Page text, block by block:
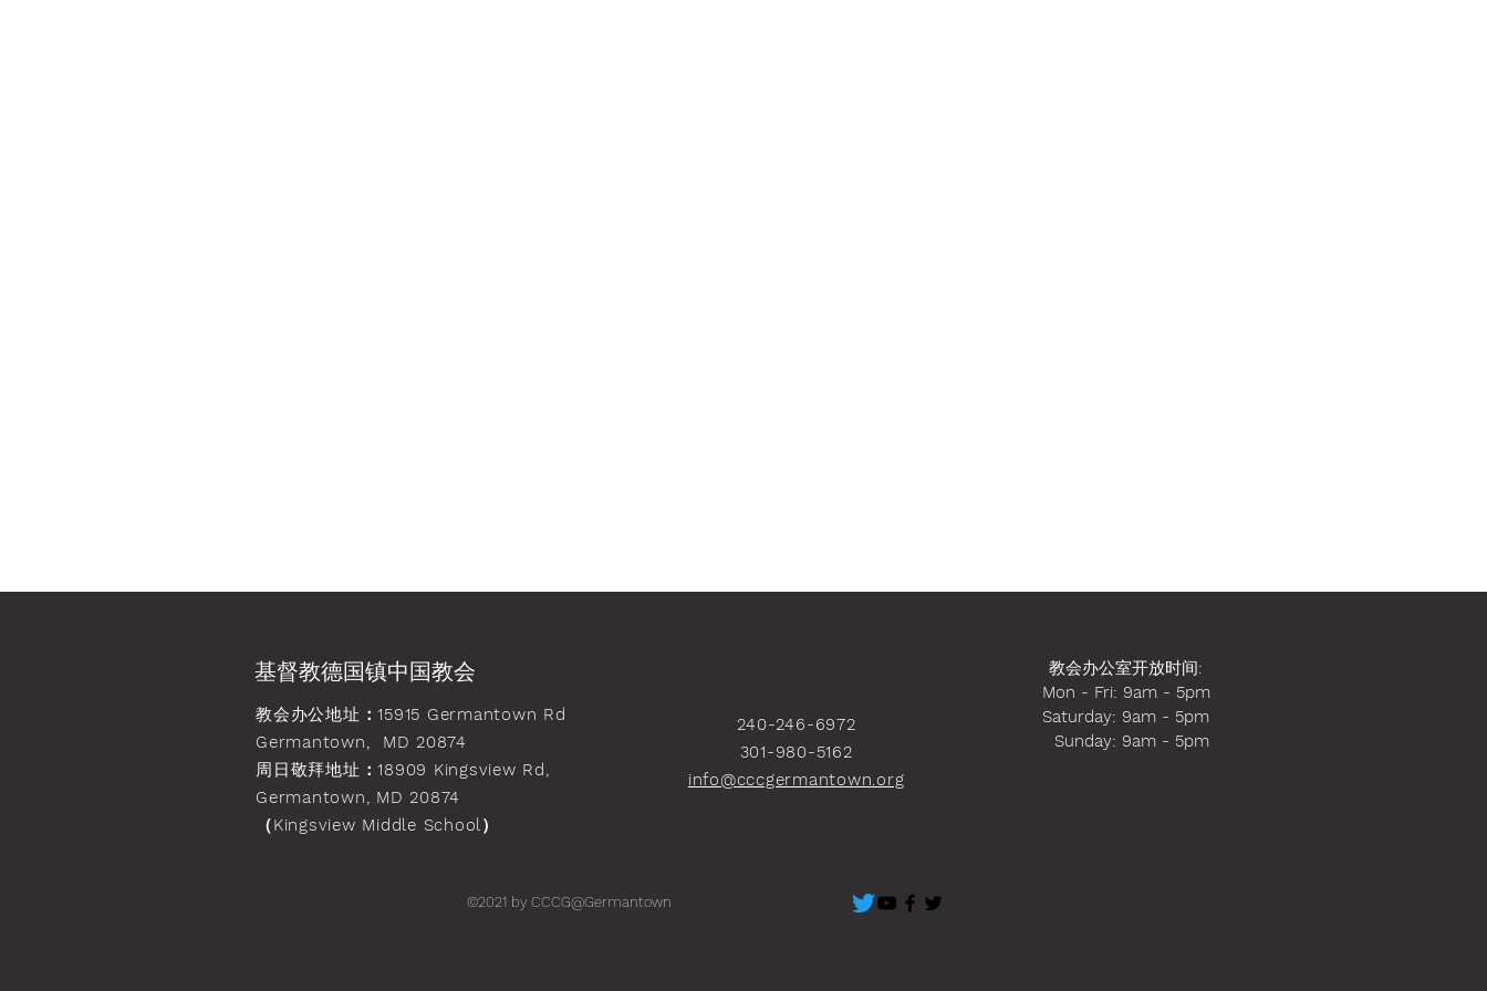
基督教德国镇中国教会
240-246-6972
301-980-5162
info@cccgermantown.org
©2021 by CCCG@Germantown
教会办公地址 ：15915 Germantown Rd
Germantown, MD 20874
周日敬拜地址 ：18909 Kingsview Rd,
Germantown, MD 20874
（Kingsview Middle School）
教会办公室开放时间:
Mon - Fri: 9am - 5pm
​​Saturday: 9am - 5pm
​ Sunday: 9am - 5pm